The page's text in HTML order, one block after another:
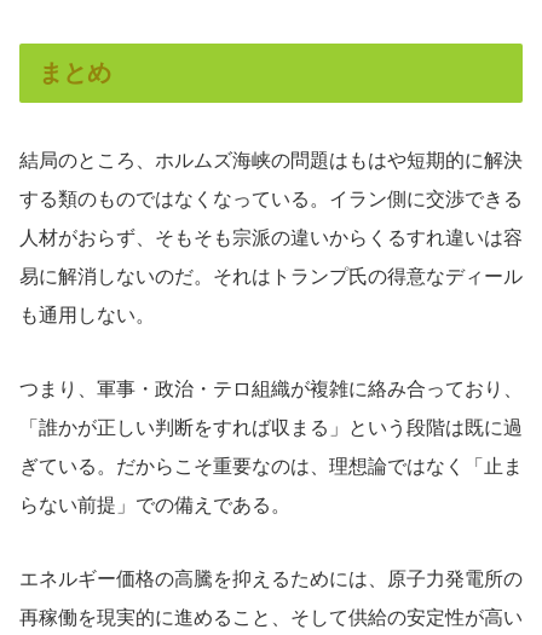
まとめ
結局のところ、ホルムズ海峡の問題はもはや短期的に解決
する類のものではなくなっている。イラン側に交渉できる
人材がおらず、そもそも宗派の違いからくるすれ違いは容
易に解消しないのだ。それはトランプ氏の得意なディール
も通用しない。
つまり、軍事・政治・テロ組織が複雑に絡み合っており、
「誰かが正しい判断をすれば収まる」という段階は既に過
ぎている。だからこそ重要なのは、理想論ではなく「止ま
らない前提」での備えである。
エネルギー価格の高騰を抑えるためには、原子力発電所の
再稼働を現実的に進めること、そして供給の安定性が高い